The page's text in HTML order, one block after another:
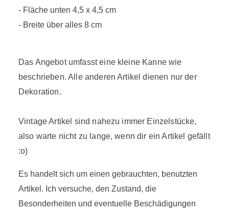
- Fläche unten 4,5 x 4,5 cm
- Breite über alles 8 cm
Das Angebot umfasst eine kleine Kanne wie
beschrieben. Alle anderen Artikel dienen nur der
Dekoration.
Vintage Artikel sind nahezu immer Einzelstücke,
also warte nicht zu lange, wenn dir ein Artikel gefällt
:o)
Es handelt sich um einen gebrauchten, benutzten
Artikel. Ich versuche, den Zustand, die
Besonderheiten und eventuelle Beschädigungen